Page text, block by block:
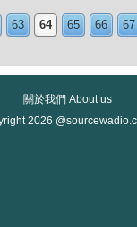
63 64 65 66 67
關於我們 About us
2026